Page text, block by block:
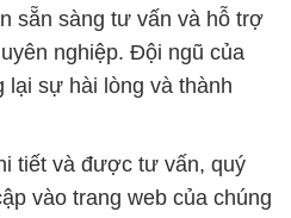
sẵn sàng tư vấn và hỗ trợ
nghiệp. Đội ngũ của
lại sự hài lòng và thành
tiết và được tư vấn, quý
vào trang web của chúng